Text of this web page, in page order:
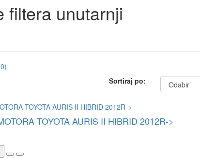
filtera unutarnji
Sortiraj po:
TOYOTA AURIS II HIBRID 2012R->